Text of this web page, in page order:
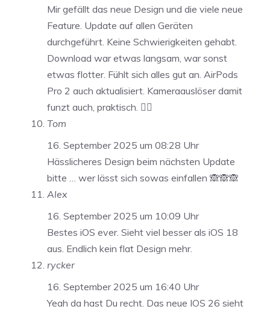
Mir gefällt das neue Design und die viele neue
Feature. Update auf allen Geräten
durchgeführt. Keine Schwierigkeiten gehabt.
Download war etwas langsam, war sonst
etwas flotter. Fühlt sich alles gut an. AirPods
Pro 2 auch aktualisiert. Kameraauslöser damit
funzt auch, praktisch. 👍🏻
Tom
16. September 2025 um 08:28 Uhr
Hässlicheres Design beim nächsten Update
bitte … wer lässt sich sowas einfallen 🙈🙈🙈
Alex
16. September 2025 um 10:09 Uhr
Bestes iOS ever. Sieht viel besser als iOS 18
aus. Endlich kein flat Design mehr.
rycker
16. September 2025 um 16:40 Uhr
Yeah da hast Du recht. Das neue IOS 26 sieht